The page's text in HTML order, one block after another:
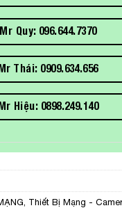
Mr Quy: 096.644.7370
Thái: 0909.634.656
Mr Hiệu: 0898.249.140
Thiết Bị Mạng -